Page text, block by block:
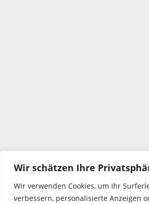
Wir schätzen Ihre
Wir verwenden Cookies, um Ihr
verbessern, personalisierte Anzeigen